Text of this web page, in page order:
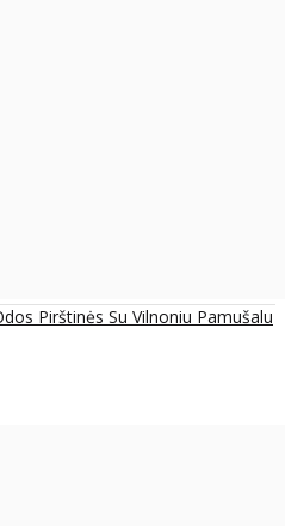
Pirštinės Su Vilnoniu Pamušalu